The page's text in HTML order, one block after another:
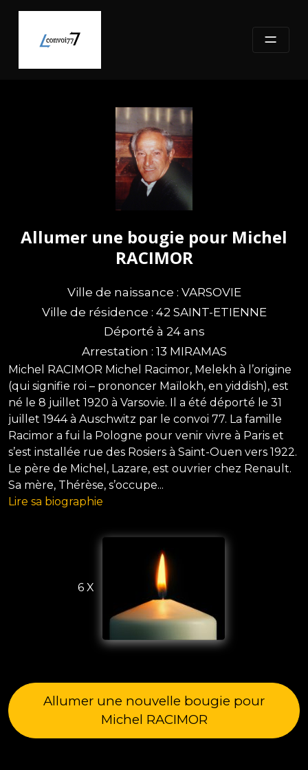
content
Allumer une bougie pour Michel
RACIMOR
Ville de naissance : VARSOVIE
Ville de résidence : 42 SAINT-ETIENNE
Déporté à 24 ans
Arrestation : 13 MIRAMAS
Michel RACIMOR Michel Racimor, Melekh à l’origine
(qui signifie roi – prononcer Maïlokh, en yiddish), est
né le 8 juillet 1920 à Varsovie. Il a été déporté le 31
juillet 1944 à Auschwitz par le convoi 77. La famille
Racimor a fui la Pologne pour venir vivre à Paris et
s’est installée rue des Rosiers à Saint-Ouen vers 1922.
Le père de Michel, Lazare, est ouvrier chez Renault.
Sa mère, Thérèse, s’occupe...
Lire sa biographie
6 X
Allumer une nouvelle bougie pour
Michel RACIMOR